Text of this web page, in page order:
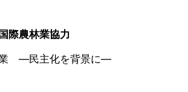
際農林業協力
―民主化を背景に―